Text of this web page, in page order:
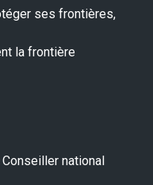
ses frontières,
la frontière
Conseiller national